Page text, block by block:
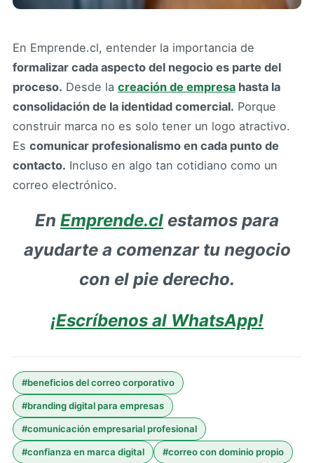
En Emprende.cl, entender la importancia de
formalizar cada aspecto del negocio es parte del
proceso. Desde la creación de empresa hasta la
consolidación de la identidad comercial. Porque
construir marca no es solo tener un logo atractivo.
Es comunicar profesionalismo en cada punto de
contacto. Incluso en algo tan cotidiano como un
correo electrónico.
En Emprende.cl estamos para
ayudarte a comenzar tu negocio
con el pie derecho.
¡Escríbenos al WhatsApp!
#beneficios del correo corporativo
#branding digital para empresas
#comunicación empresarial profesional
#confianza en marca digital #correo con dominio propio